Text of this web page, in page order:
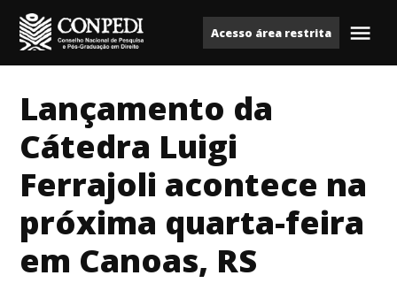
para
o
ConpediAcesso área restrita
Lançamento da
Cátedra Luigi
Ferrajoli acontece na
próxima quarta-feira
em Canoas, RS